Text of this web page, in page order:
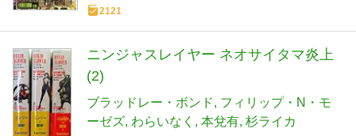
2121
ニンジャスレイヤー ネオサイタマ炎上
(2)
ブラッドレー・ボンド
フィリップ・N・モ
ーゼズ わらいなく 本兌有 杉ライカ